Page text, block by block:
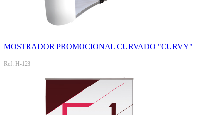
MOSTRADOR PROMOCIONAL CURVADO "CURVY"
Ref: H-128